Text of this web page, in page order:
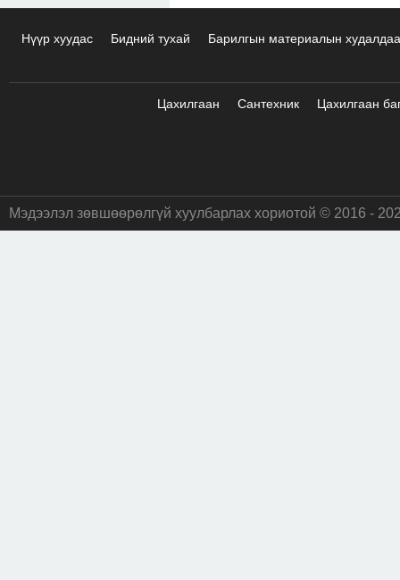
Нүүр хуудас Бидний тухай Барилгын материалын
Цахилгаан Сантехник Цахилгаан
Мэдээлэл зөвшөөрөлгүй хуулбарлах хориотой © 2016 -